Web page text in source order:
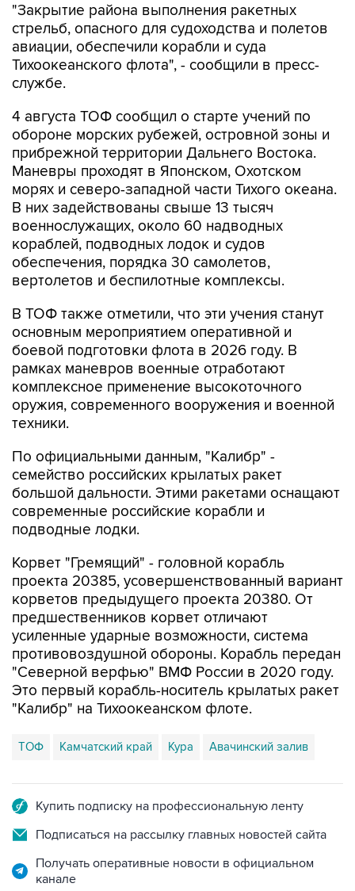
"Закрытие района выполнения ракетных
стрельб, опасного для судоходства и полетов
авиации, обеспечили корабли и суда
Тихоокеанского флота", - сообщили в пресс-
службе.
4 августа ТОФ сообщил о старте учений по
обороне морских рубежей, островной зоны и
прибрежной территории Дальнего Востока.
Маневры проходят в Японском, Охотском
морях и северо-западной части Тихого океана.
В них задействованы свыше 13 тысяч
военнослужащих, около 60 надводных
кораблей, подводных лодок и судов
обеспечения, порядка 30 самолетов,
вертолетов и беспилотные комплексы.
В ТОФ также отметили, что эти учения станут
основным мероприятием оперативной и
боевой подготовки флота в 2026 году. В
рамках маневров военные отработают
комплексное применение высокоточного
оружия, современного вооружения и военной
техники.
По официальными данным, "Калибр" -
семейство российских крылатых ракет
большой дальности. Этими ракетами оснащают
современные российские корабли и
подводные лодки.
Корвет "Гремящий" - головной корабль
проекта 20385, усовершенствованный вариант
корветов предыдущего проекта 20380. От
предшественников корвет отличают
усиленные ударные возможности, система
противовоздушной обороны. Корабль передан
"Северной верфью" ВМФ России в 2020 году.
Это первый корабль-носитель крылатых ракет
"Калибр" на Тихоокеанском флоте.
ТОФ Камчатский край Кура Авачинский залив
Купить подписку на профессиональную ленту
Подписаться на рассылку главных новостей сайта
Получать оперативные новости в официальном
канале